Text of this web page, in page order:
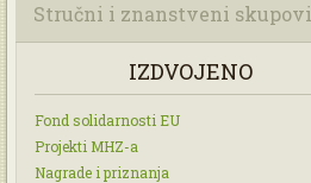
Stručni i znanstveni skupovi
IZDVOJENO
Fond solidarnosti EU
Projekti MHZ-a
Nagrade i priznanja